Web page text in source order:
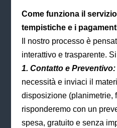
Come funziona il
tempistiche e i
Il nostro processo è
interattivo e trasparente.
1. Contatto e Preventivo:
necessità e inviaci il
disposizione (planimetrie,
risponderemo con un
spesa, gratuito e senza